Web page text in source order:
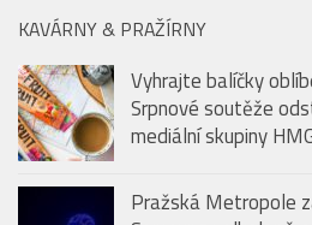
KAVÁRNY & PRAŽÍRNY
Vyhrajte balíčky
Srpnové soutěže
mediální skupiny
Pražská Metropole